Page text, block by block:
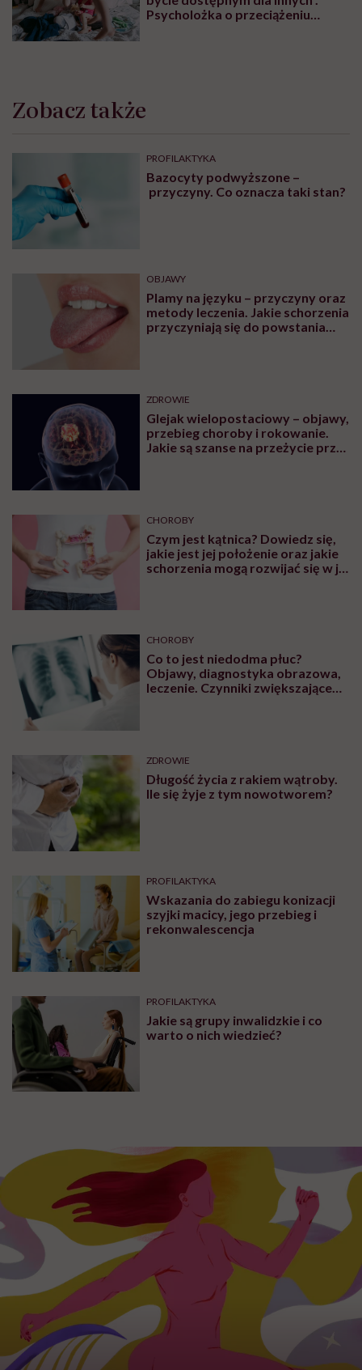
Psycholożka o przeciążeniu
Zobacz także
PROFILAKTYKA
Bazocyty podwyższone –
przyczyny. Co oznacza taki stan?
OBJAWY
Plamy na języku – przyczyny oraz
metody leczenia. Jakie schorzenia
przyczyniają się do powstania
ZDROWIE
Glejak wielopostaciowy – objawy,
przebieg choroby i rokowanie.
Jakie są szanse na przeżycie przy
CHOROBY
Czym jest kątnica? Dowiedz się,
jakie jest jej położenie oraz jakie
schorzenia mogą rozwijać się w jej
CHOROBY
Co to jest niedodma płuc?
Objawy, diagnostyka obrazowa,
leczenie. Czynniki zwiększające
ZDROWIE
Długość życia z rakiem wątroby.
Ile się żyje z tym nowotworem?
PROFILAKTYKA
Wskazania do zabiegu konizacji
szyjki macicy, jego przebieg i
rekonwalescencja
PROFILAKTYKA
Jakie są grupy inwalidzkie i co
warto o nich wiedzieć?